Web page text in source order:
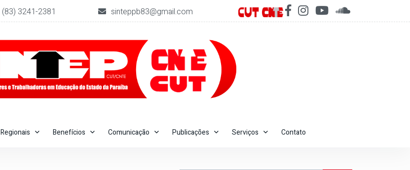
(83) 3241-2381 sinteppb83@gmail.com
Regionais Benefícios Comunicação Publicações Serviços Contato